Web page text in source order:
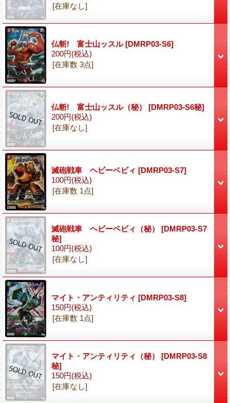
[在庫なし]
仏斬! 富士山ッスル[DMRP03-S6]
200円(税込)
[在庫数 3点]
仏斬! 富士山ッスル（秘） [DMRP03-S6秘]
200円(税込)
[在庫なし]
滅砲戦車 ヘビーベビィ [DMRP03-S7]
100円(税込)
[在庫数 1点]
滅砲戦車 ヘビーベビィ（秘） [DMRP03-S7
秘]
100円(税込)
[在庫なし]
マイト・アンティリティ [DMRP03-S8]
150円(税込)
[在庫数 1点]
マイト・アンティリティ（秘） [DMRP03-S8
秘]
150円(税込)
[在庫なし]